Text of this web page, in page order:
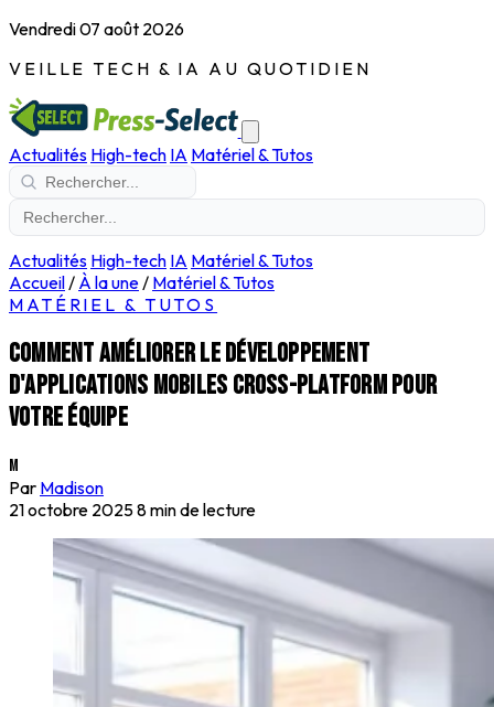
Vendredi 07 août 2026
VEILLE TECH & IA AU QUOTIDIEN
Actualités High-tech IA Matériel & Tutos
Actualités High-tech IA Matériel & Tutos
Accueil/ À la une/ Matériel & Tutos
MATÉRIEL & TUTOS
Comment améliorer le développement
d'applications mobiles cross-platform pour
votre équipe
M
Par Madison
21 octobre 20258 min de lecture